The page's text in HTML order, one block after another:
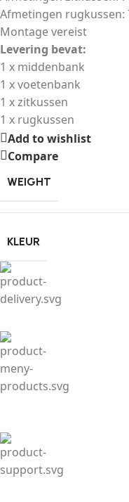
Afmetingen rugkussen:
Montage vereist
Levering bevat:
1 x middenbank
1 x voetenbank
1 x zitkussen
1 x rugkussen
Add to wishlist
Compare
WEIGHT
KLEUR